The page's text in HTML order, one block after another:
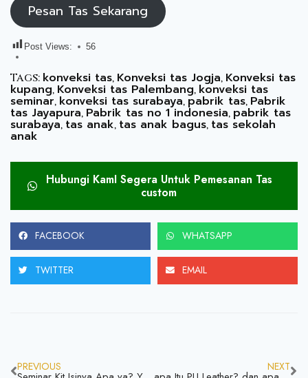
Pesan Tas Sekarang
Post Views: 56
Tags: konveksi tas, Konveksi tas Jogja, Konveksi tas
kupang, Konveksi tas Palembang, konveksi tas
seminar, konveksi tas surabaya,pabrik tas, Pabrik
tas Jayapura, Pabrik tas no 1 indonesia, pabrik tas
surabaya, tas anak, tas anak bagus, tas sekolah
anak
Hubungi KamI Segera Untuk Pemesanan Tas
custom
FACEBOOK WHATSAPP
TWITTER EMAIL
PREVIOUS NEXT